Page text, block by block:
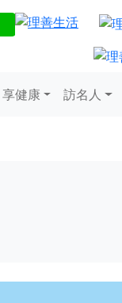
享健康 訪名人